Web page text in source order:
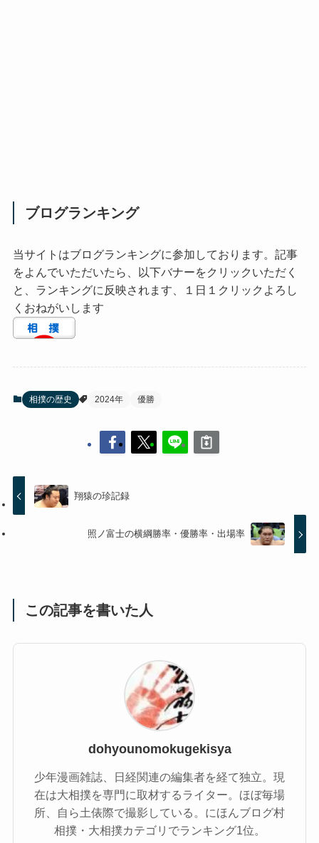
ブログランキング
当サイトはブログランキングに参加しております。記事
をよんでいただいたら、以下バナーをクリックいただく
と、ランキングに反映されます、１日１クリックよろし
くおねがいします
相撲の歴史 2024年 優勝
翔猿の珍記録
照ノ富士の横綱勝率・優勝率・出場率
この記事を書いた人
dohyounomokugekisya
少年漫画雑誌、日経関連の編集者を経て独立。現
在は大相撲を専門に取材するライター。ほぼ毎場
所、自ら土俵際で撮影している。にほんブログ村
相撲・大相撲カテゴリでランキング1位。